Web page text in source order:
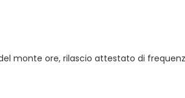
monte ore, rilascio attestato di